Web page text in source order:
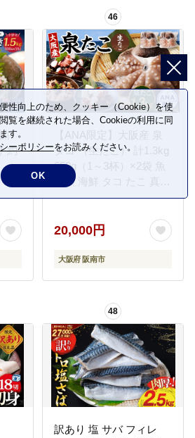
高
父
ト
約
46
【ANA限定】大阪産 泉
タコ （生たこ） 計1.3kg
650g（1～3杯）×2袋 魚
介類 海鮮 タコ たこ 真蛸
スミ抜き 塩もみ処理 下
20,000円
大阪府 阪南市
48
訳あり 塩 サバ フィレ
性向上のため、クッキー（Cookie）を使
覧を継続された場合、Cookieの利用に同
す。
ーポリシーをお読みください。
OK